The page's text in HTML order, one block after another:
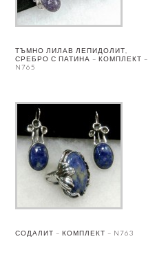
ТЪМНО ЛИЛАВ ЛЕПИДОЛИТ,
СРЕБРО С ПАТИНА – КОМПЛЕКТ –
N765
СОДАЛИТ – КОМПЛЕКТ – N763